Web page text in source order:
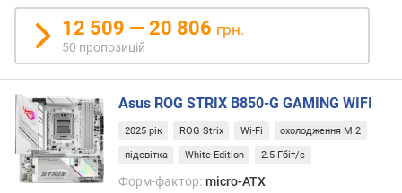
а
л
ь
н
и
й
о
б
'
є
12 509 — 20 806 грн.
50 пропозицій
Asus ROG STRIX B850-G GAMING WIFI
2025 рік ROG Strix Wi-Fi охолодження M.2
підсвітка White Edition 2.5 Гбіт/с
Форм-фактор: micro-ATX